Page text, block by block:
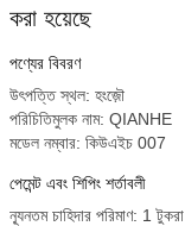
করা হয়েছে
পণ্যের বিবরণ
উৎপত্তি স্থল: হংজ়ৌ
পরিচিতিমুলক নাম: QIANHE
মডেল নম্বার: কিউএইচ 007
পেমেন্ট এবং শিপিং শর্তাবলী
ন্যূনতম চাহিদার পরিমাণ: 1 টুকরা